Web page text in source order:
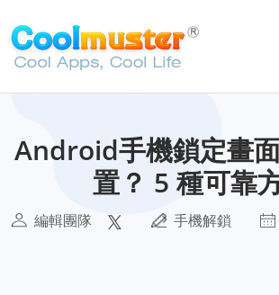
Android手機鎖定畫
置？ 5 種可靠
編輯團隊 手機解鎖